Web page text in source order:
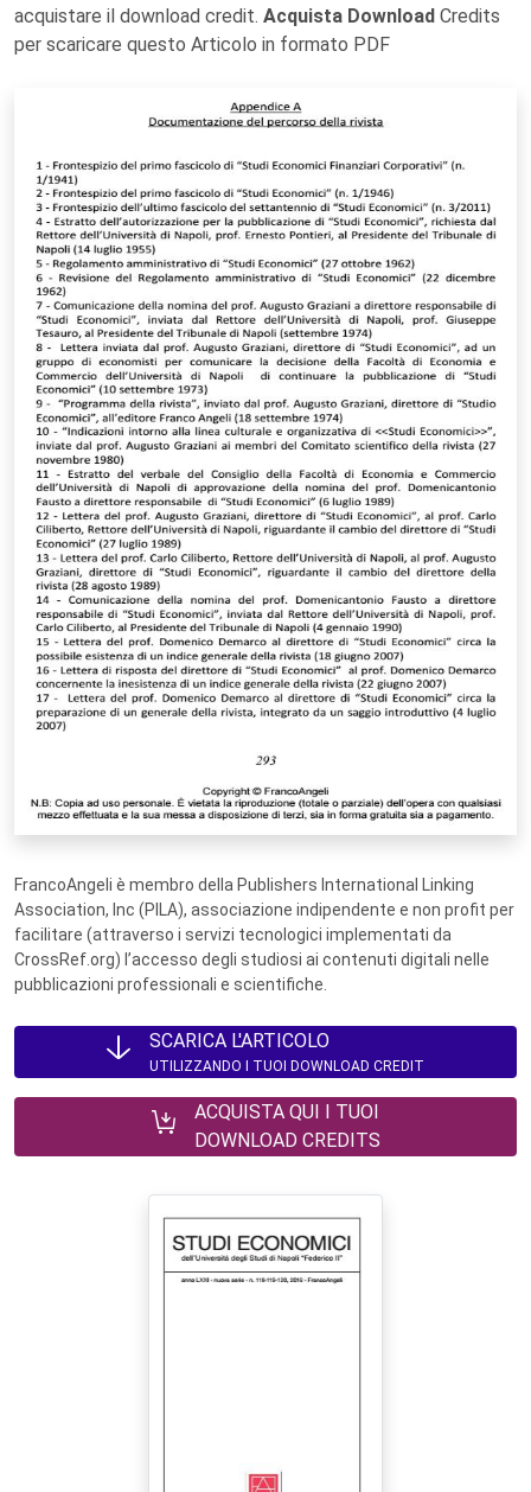
acquistare il download credit. Acquista Download Credits
per scaricare questo Articolo in formato PDF
FrancoAngeli è membro della Publishers International Linking
Association, Inc (PILA), associazione indipendente e non profit per
facilitare (attraverso i servizi tecnologici implementati da
CrossRef.org) l’accesso degli studiosi ai contenuti digitali nelle
pubblicazioni professionali e scientifiche.
SCARICA L'ARTICOLO
UTILIZZANDO I TUOI DOWNLOAD CREDIT
ACQUISTA QUI I TUOI
DOWNLOAD CREDITS